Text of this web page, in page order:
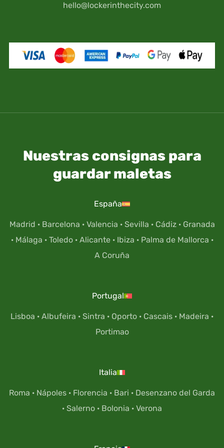
Carnet de conducir, etc.), se guardan bajo tu
hello@lockerinthecity.com
Nuestras consignas para
guardar maletas
España
Madrid · Barcelona · Valencia · Sevilla · Cádiz· Granada
· Málaga · Toledo· Alicante· Ibiza · Palma de Mallorca ·
A Coruña
Portugal
Lisboa · Albufeira · Sintra · Oporto · Cascais · Madeira ·
Portimao
Italia
Roma · Nápoles · Florencia · Bari · Desenzano del Garda
· Salerno · Bolonia · Verona